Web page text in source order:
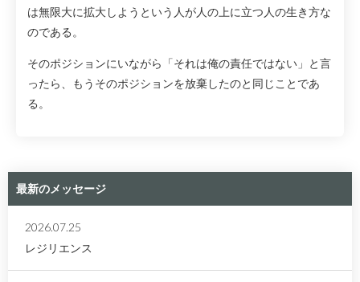
は無限大に拡大しようという人が人の上に立つ人の生き方な
のである。
そのポジションにいながら「それは俺の責任ではない」と言
ったら、もうそのポジションを放棄したのと同じことであ
る。
最新のメッセージ
2026.07.25
レジリエンス